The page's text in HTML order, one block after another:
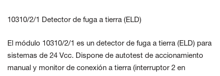
10310/2/1 Detector de fuga a tierra (ELD)
El módulo 10310/2/1 es un detector de fuga a tierra (ELD) para
sistemas de 24 Vcc. Dispone de autotest de accionamiento
manual y monitor de conexión a tierra (interruptor 2 en